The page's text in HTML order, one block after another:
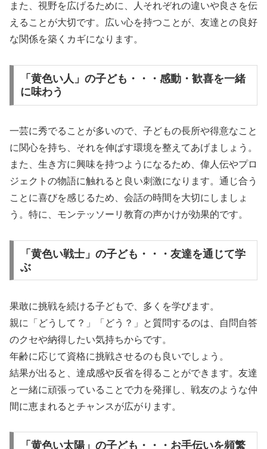
また、視野を広げるために、人それぞれの違いや良さを伝
えることが大切です。広い心を持つことが、友達との良好
な関係を築くカギになります。
「黄色い人」の子ども・・・感動・歓喜を一緒
に味わう
一芸に秀でることが多いので、子どもの長所や得意なこと
に関心を持ち、それを伸ばす環境を整えてあげましょう。
また、生き方に興味を持つようになるため、偉人伝やプロ
ジェクトの物語に触れると良い刺激になります。通じ合う
ことに喜びを感じるため、会話の時間を大切にしましょ
う。特に、モンテッソーリ教育の声かけが効果的です。
「黄色い戦士」の子ども・・・友達を通じて学
ぶ
果敢に挑戦を続ける子どもで、多くを学びます。
親に「どうして？」「どう？」と質問するのは、自問自答
のクセや納得したい気持ちからです。
年齢に応じて資格に挑戦させるのも良いでしょう。
結果が出ると、達成感や反省を得ることができます。友達
と一緒に頑張っていることで力を発揮し、戦友のような仲
間に恵まれるとチャンスが広がります。
「黄色い太陽」の子ども・・・お手伝いを頻繁